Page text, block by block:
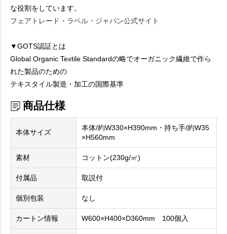
な役割をしています。
フェアトレード・ラベル・ジャパン公式サイト
▼GOTS認証とは
Global Organic Textile Standardの略でオーガニック繊維で作ら
れた製品のための
テキスタイル製造・加工の国際基準
商品仕様
本体サイズ
本体/約W330×H390mm・持ち手/約W35
×H560mm
素材 コットン(230g/㎡)
付属品 取説付
個別包装 なし
カートン情報 W600×H400×D360mm 100個入